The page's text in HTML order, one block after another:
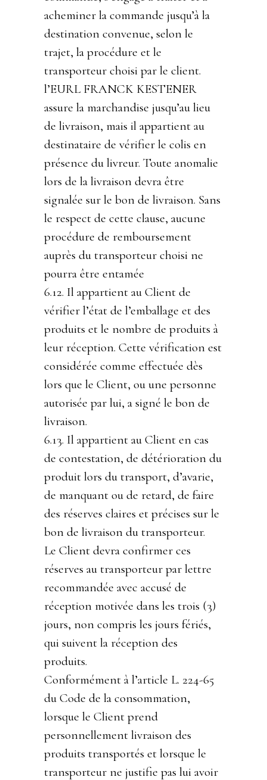
acheminer la commande jusqu’à la
destination convenue, selon le
trajet, la procédure et le
transporteur choisi par le client.
l’EURL FRANCK KESTENER
assure la marchandise jusqu’au lieu
de livraison, mais il appartient au
destinataire de vérifier le colis en
présence du livreur. Toute anomalie
lors de la livraison devra être
signalée sur le bon de livraison. Sans
le respect de cette clause, aucune
procédure de remboursement
auprès du transporteur choisi ne
pourra être entamée
6.12. Il appartient au Client de
vérifier l’état de l’emballage et des
produits et le nombre de produits à
leur réception. Cette vérification est
considérée comme effectuée dès
lors que le Client, ou une personne
autorisée par lui, a signé le bon de
livraison.
6.13. Il appartient au Client en cas
de contestation, de détérioration du
produit lors du transport, d’avarie,
de manquant ou de retard, de faire
des réserves claires et précises sur le
bon de livraison du transporteur.
Le Client devra confirmer ces
réserves au transporteur par lettre
recommandée avec accusé de
réception motivée dans les trois (3)
jours, non compris les jours fériés,
qui suivent la réception des
produits.
Conformément à l’article L. 224-65
du Code de la consommation,
lorsque le Client prend
personnellement livraison des
produits transportés et lorsque le
transporteur ne justifie pas lui avoir